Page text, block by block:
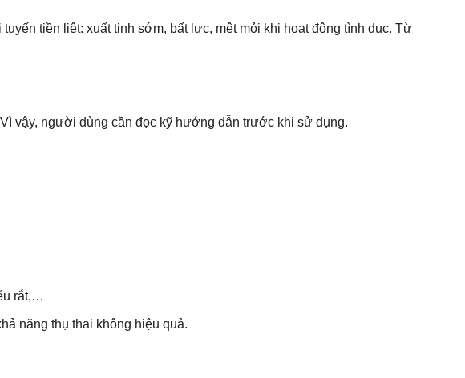
tiền liệt: xuất tinh sớm, bất lực, mệt mỏi khi hoạt động tình dục. Từ
vậy, người dùng cần đọc kỹ hướng dẫn trước khi sử dụng.
rắt,…
năng thụ thai không hiệu quả.